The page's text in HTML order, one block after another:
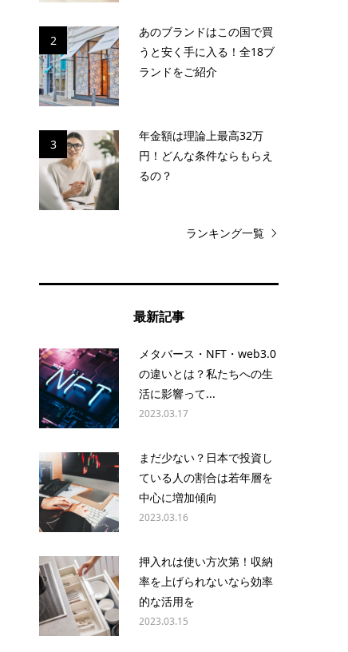
2
あのブランドはこの国で買
うと安く手に入る！全18ブ
ランドをご紹介
3
年金額は理論上最高32万
円！どんな条件ならもらえ
るの？
ランキング一覧
最新記事
メタバース・NFT・web3.0
の違いとは？私たちへの生
活に影響って...
2023.03.17
まだ少ない？日本で投資し
ている人の割合は若年層を
中心に増加傾向
2023.03.16
押入れは使い方次第！収納
率を上げられないなら効率
的な活用を
2023.03.15